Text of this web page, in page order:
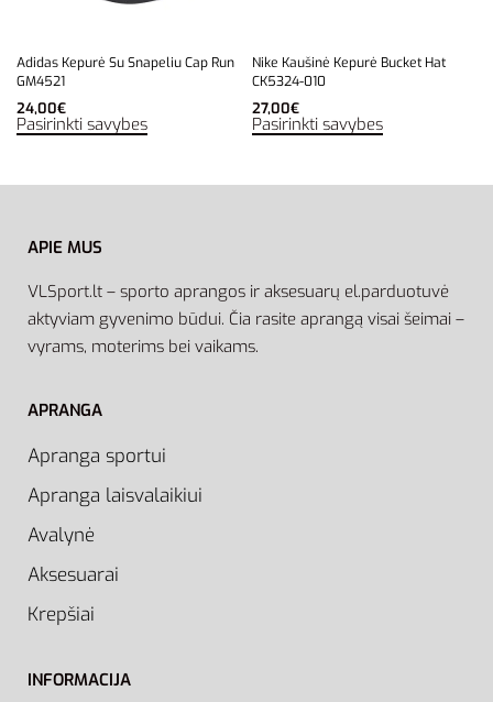
Adidas Kepurė Su Snapeliu Cap Run
GM4521
24,00€
Pasirinkti savybes
Nike Kaušinė Kepurė Bucket Hat
CK5324-010
27,00€
Pasirinkti savybes
APIE MUS
VLSport.lt – sporto aprangos ir aksesuarų el.parduotuvė
aktyviam gyvenimo būdui. Čia rasite aprangą visai šeimai –
vyrams, moterims bei vaikams.
APRANGA
Apranga sportui
Apranga laisvalaikiui
Avalynė
Aksesuarai
Krepšiai
INFORMACIJA